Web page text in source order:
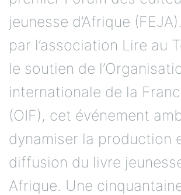
jeunesse d’Afrique
par l’association Lire au
le soutien de
internationale de la
(OIF), cet événement
dynamiser la production
diffusion du livre
Afrique. Une